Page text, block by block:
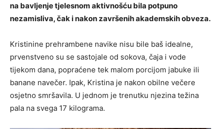
na bavljenje tjelesnom aktivnošću bila potpuno
nezamisliva, čak i nakon završenih akademskih obveza.
Kristinine prehrambene navike nisu bile baš idealne,
prvenstveno su se sastojale od sokova, čaja i vode
tijekom dana, popraćene tek malom porcijom jabuke ili
banane navečer. Ipak, Kristina je nakon obilne večere
osjetno smršavila. U jednom je trenutku njezina težina
pala na svega 17 kilograma.